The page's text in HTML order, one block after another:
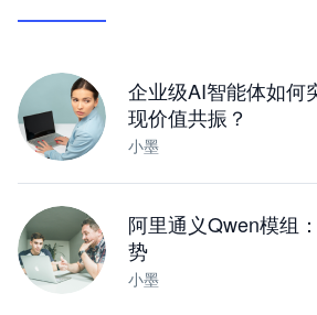
企业级AI智能体如何
现价值共振？
小墨
阿里通义Qwen模组
势
小墨